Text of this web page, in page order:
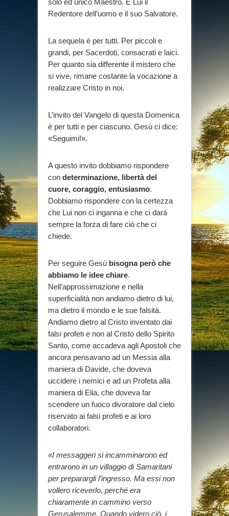
solo ed unico Maestro. È Lui il
Redentore dell’uomo e il suo Salvatore.
La sequela è per tutti. Per piccoli e
grandi, per Sacerdoti, consacrati e laici.
Per quanto sia differente il mistero che
si vive, rimane costante la vocazione a
realizzare Cristo in noi.
L’invito del Vangelo di questa Domenica
è per tutti e per ciascuno. Gesù ci dice:
«Seguimi!».
A questo invito dobbiamo rispondere
con determinazione, libertà del
cuore, coraggio, entusiasmo.
Dobbiamo rispondere con la certezza
che Lui non ci inganna e che ci darà
sempre la forza di fare ciò che ci
chiede.
Per seguire Gesù bisogna però che
abbiamo le idee chiare.
Nell’approssimazione e nella
superficialità non andiamo dietro di lui,
ma dietro il mondo e le sue falsità.
Andiamo dietro al Cristo inventato dai
falsi profeti e non al Cristo dello Spirito
Santo, come accadeva agli Apostoli che
ancora pensavano ad un Messia alla
maniera di Davide, che doveva
uccidere i nemici e ad un Profeta alla
maniera di Elia, che doveva far
scendere un fuoco divoratore dal cielo
riservato ai falsi profeti e ai loro
collaboratori.
«I messaggeri si incamminarono ed
entrarono in un villaggio di Samaritani
per preparargli l’ingresso. Ma essi non
vollero riceverlo, perché era
chiaramente in cammino verso
Gerusalemme. Quando videro ciò, i